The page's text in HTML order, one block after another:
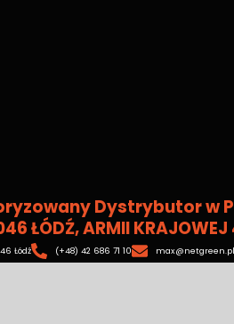
Dystrybutor w
ŁÓDŹ, ARMII
Łódź (+48) 42 686 71 10 max@netgreen.pl